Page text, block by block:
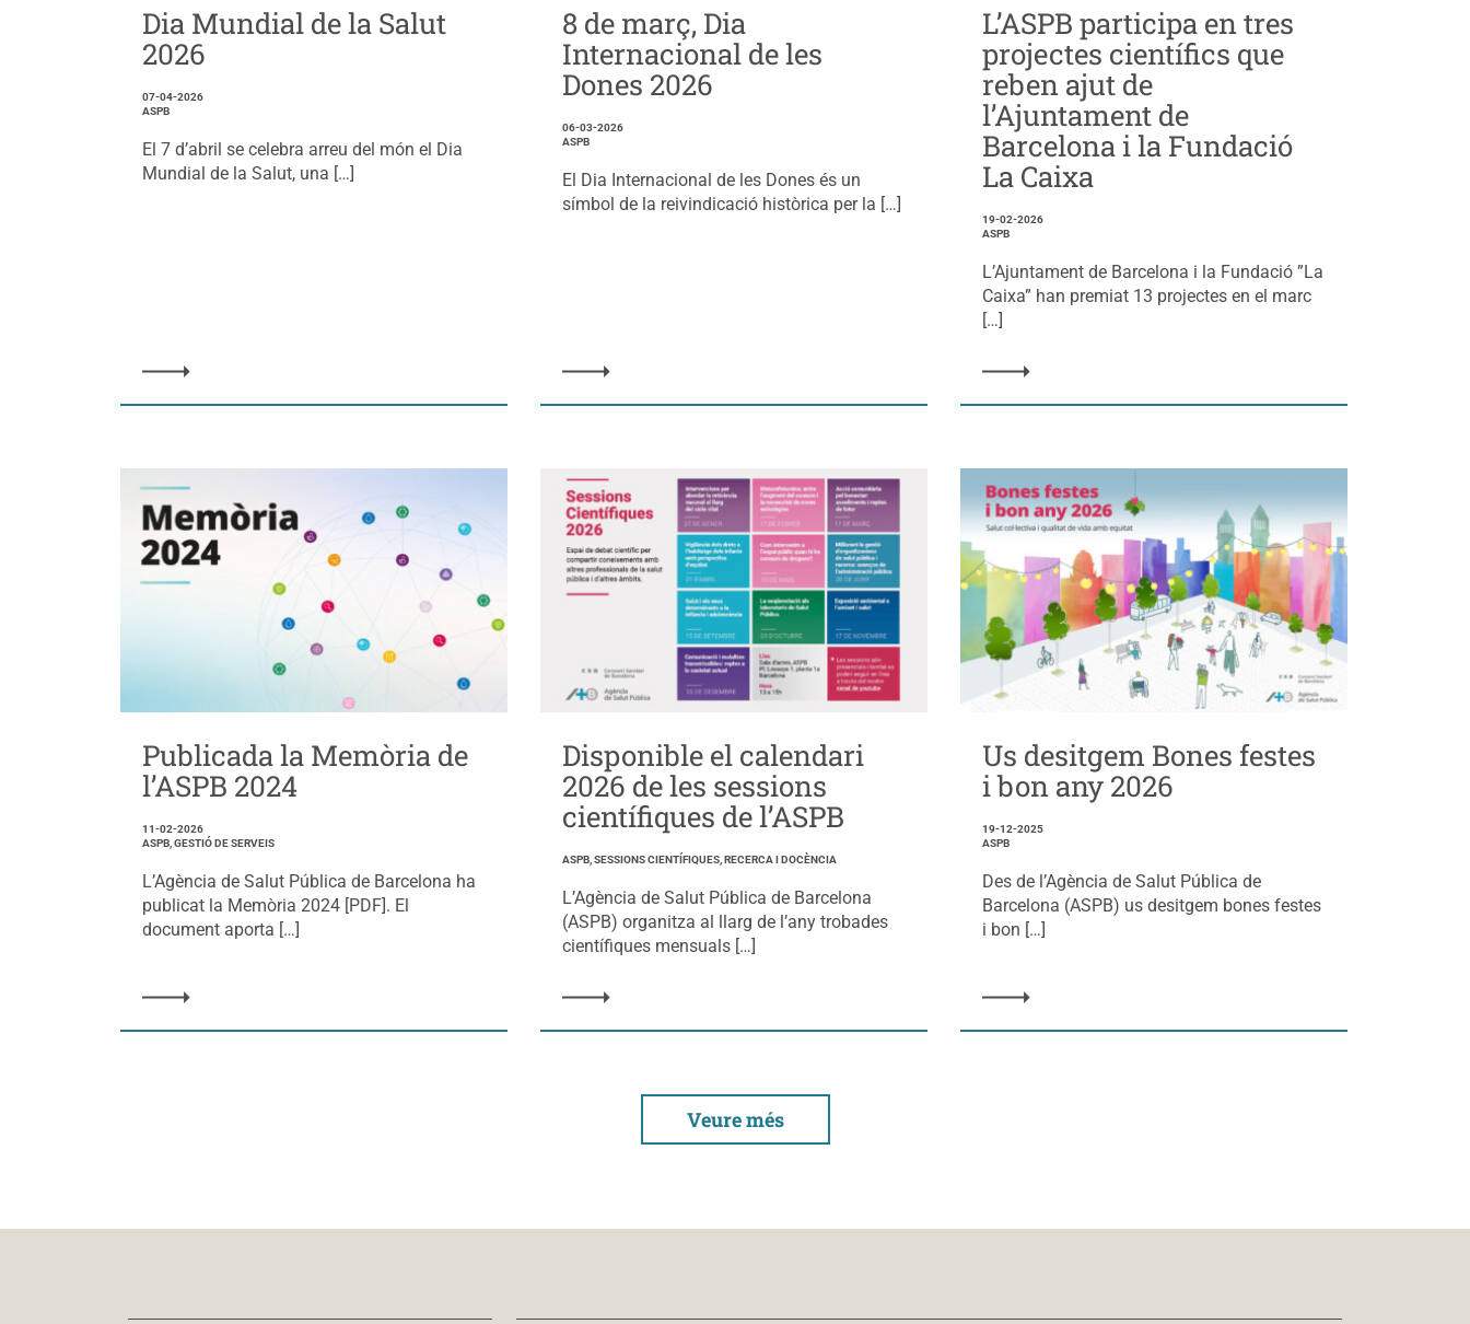
Dia Mundial de la Salut
2026
07-04-2026
ASPB
El 7 d’abril se celebra arreu del món el Dia
Mundial de la Salut, una […]
8 de març, Dia
Internacional de les
Dones 2026
06-03-2026
ASPB
El Dia Internacional de les Dones és un
símbol de la reivindicació històrica per la […]
L’ASPB participa en tres
projectes científics que
reben ajut de
l’Ajuntament de
Barcelona i la Fundació
La Caixa
19-02-2026
ASPB
L’Ajuntament de Barcelona i la Fundació ”La
Caixa” han premiat 13 projectes en el marc
[…]
Publicada la Memòria de
l’ASPB 2024
11-02-2026
ASPB, GESTIÓ DE SERVEIS
L’Agència de Salut Pública de Barcelona ha
publicat la Memòria 2024 [PDF]. El
document aporta […]
Disponible el calendari
2026 de les sessions
científiques de l’ASPB
ASPB, SESSIONS CIENTÍFIQUES, RECERCA I DOCÈNCIA
L’Agència de Salut Pública de Barcelona
(ASPB) organitza al llarg de l’any trobades
científiques mensuals […]
Us desitgem Bones festes
i bon any 2026
19-12-2025
ASPB
Des de l’Agència de Salut Pública de
Barcelona (ASPB) us desitgem bones festes
i bon […]
Veure més